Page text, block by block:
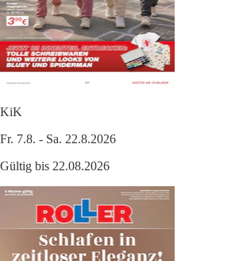
KiK
Fr. 7.8. - Sa. 22.8.2026
Gültig bis 22.08.2026